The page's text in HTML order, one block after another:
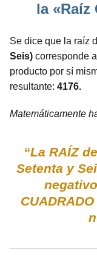
la «Raíz
Se dice que la raíz
Seis) corresponde
producto por sí
resultante: 4176.
Matemáticamente
“La RAÍZ
Setenta y